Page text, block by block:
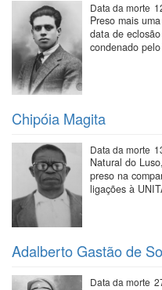
Data da morte
Preso mais
data de
condenado
Chipóia Magita
Data da morte
Natural do
preso na
ligações à
Adalberto Gastão de
Data da morte